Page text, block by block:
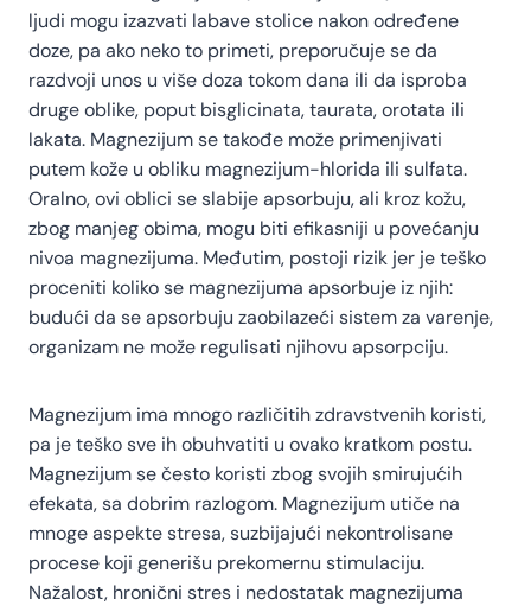
ljudi mogu izazvati labave stolice nakon određene
doze, pa ako neko to primeti, preporučuje se da
razdvoji unos u više doza tokom dana ili da isproba
druge oblike, poput bisglicinata, taurata, orotata ili
lakata. Magnezijum se takođe može primenjivati
putem kože u obliku magnezijum-hlorida ili sulfata.
Oralno, ovi oblici se slabije apsorbuju, ali kroz kožu,
zbog manjeg obima, mogu biti efikasniji u povećanju
nivoa magnezijuma. Međutim, postoji rizik jer je teško
proceniti koliko se magnezijuma apsorbuje iz njih:
budući da se apsorbuju zaobilazeći sistem za varenje,
organizam ne može regulisati njihovu apsorpciju.
Magnezijum ima mnogo različitih zdravstvenih koristi,
pa je teško sve ih obuhvatiti u ovako kratkom postu.
Magnezijum se često koristi zbog svojih smirujućih
efekata, sa dobrim razlogom. Magnezijum utiče na
mnoge aspekte stresa, suzbijajući nekontrolisane
procese koji generišu prekomernu stimulaciju.
Nažalost, hronični stres i nedostatak magnezijuma